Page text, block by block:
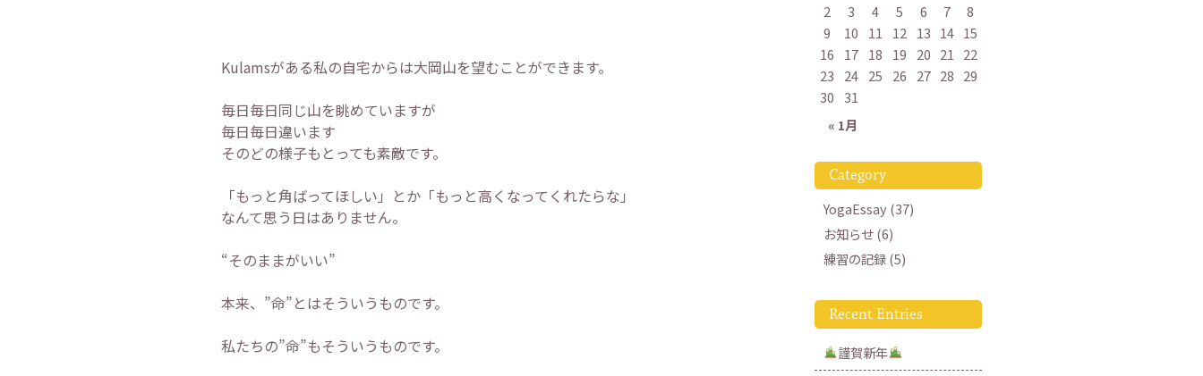
Kulamsがある私の自宅からは大岡山を望むことができます。
毎日毎日同じ山を眺めていますが
毎日毎日違います
そのどの様子もとっても素敵です。
「もっと角ばってほしい」とか「もっと高くなってくれたらな」
なんて思う日はありません。
“そのままがいい”
本来、”命”とはそういうものです。
私たちの”命”もそういうものです。
2
3 4 5 6 7
8
9
10 11 12 13 14 15
16
17 18 19 20 21
22
23
24 25 26 27 28 29
30 31
« 1月
Category
YogaEssay (37)
お知らせ (6)
練習の記録 (5)
Recent Entries
謹賀新年